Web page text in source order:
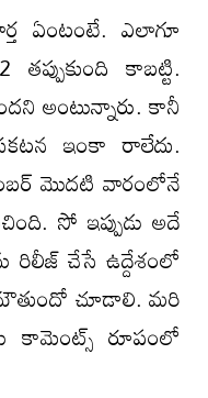
ఏంటంటే. ఎలాగూ
కాబట్టి.
అంటున్నారు. కానీ
ఇంకా రాలేదు.
మొదటి వారంలోనే
సో ఇప్పుడు అదే
రిలీజ్ చేసే ఉద్దేశంలో
ఏమౌతుందో చూడాలి. మరి
రూపంలో